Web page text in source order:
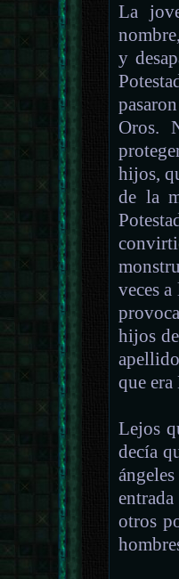
La
y
Oros.
hijos,
de la
veces
hijos
que
Lejos
decía
otros